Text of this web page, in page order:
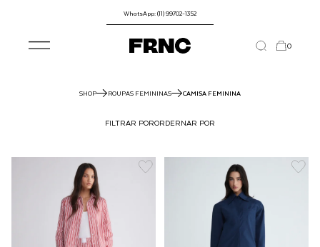
WhatsApp: (11) 99702-1352
0
SHOP ROUPAS FEMININAS CAMISA FEMININA
FILTRAR PORORDERNAR POR